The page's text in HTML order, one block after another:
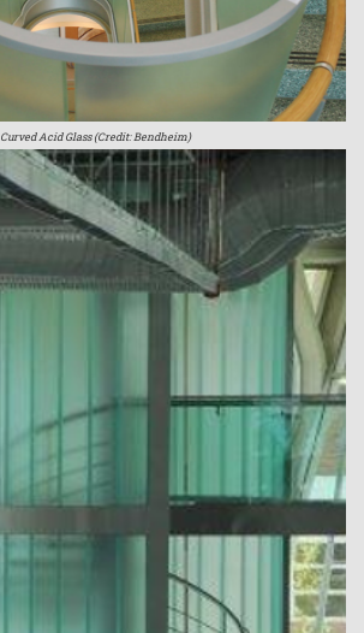
Curved Acid Glass (Credit: Bendheim)